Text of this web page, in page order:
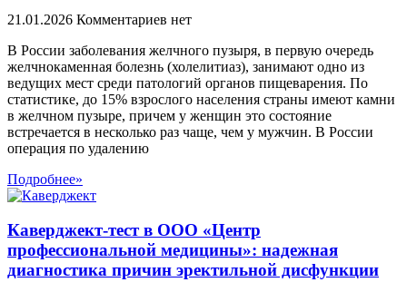
21.01.2026 Комментариев нет
В России заболевания желчного пузыря, в первую очередь
желчнокаменная болезнь (холелитиаз), занимают одно из
ведущих мест среди патологий органов пищеварения. По
статистике, до 15% взрослого населения страны имеют камни
в желчном пузыре, причем у женщин это состояние
встречается в несколько раз чаще, чем у мужчин. В России
операция по удалению
Подробнее»
Каверджект-тест в ООО «Центр
профессиональной медицины»: надежная
диагностика причин эректильной дисфункции